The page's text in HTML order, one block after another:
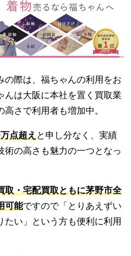
の際は、福ちゃんの利用をお
んは大阪に本社を置く買取業
さで利用者も増加中。
点超えと申し分なく、実績
術の高さも魅力の一つとなっ
取・宅配買取ともに茅野市全
可能ですので「とりあえずい
たい」という方も便利に利用